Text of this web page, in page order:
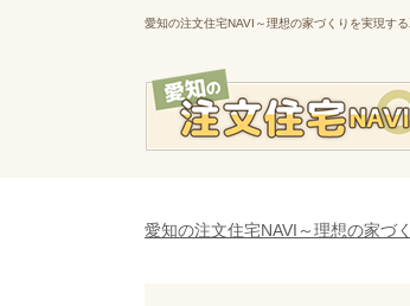
愛知の注文住宅NAVI～理想の家づくりを実現す
愛知の注文住宅NAVI～理想の家づ